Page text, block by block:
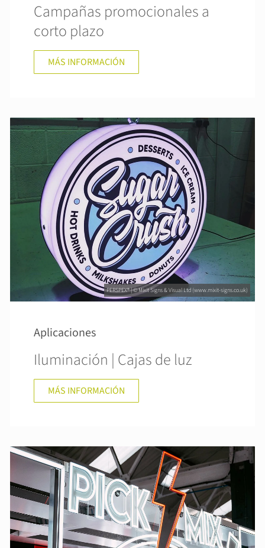
Campañas promocionales a
corto plazo
MÁS INFORMACIÓN
PERSPEX® | © Mixit Signs & Visual Ltd (www.mixit-signs.co.uk)
Aplicaciones
Iluminación | Cajas de luz
MÁS INFORMACIÓN